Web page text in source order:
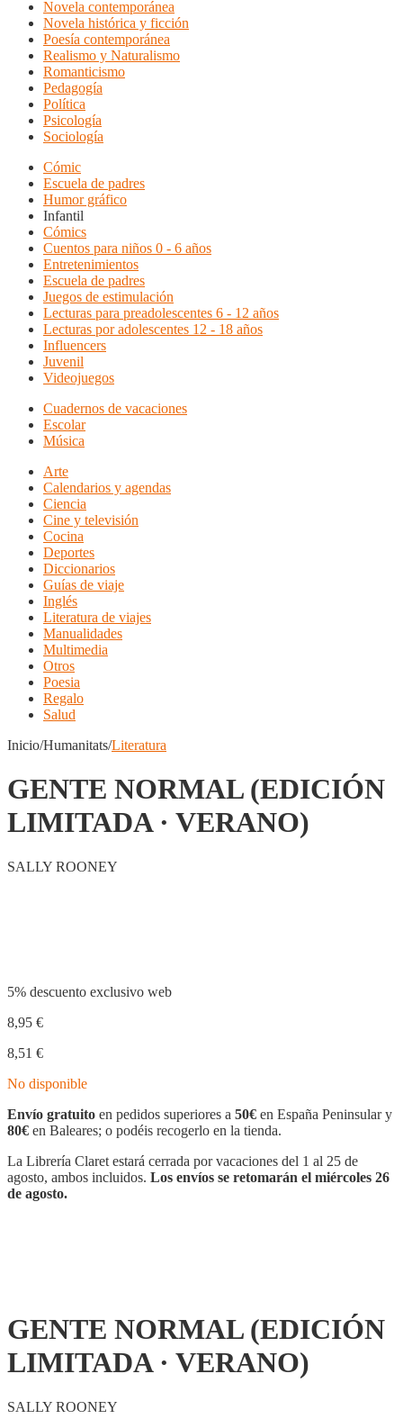
Novela contemporánea
Novela histórica y ficción
Poesía contemporánea
Realismo y Naturalismo
Romanticismo
Pedagogía
Política
Psicología
Sociología
Cómic
Escuela de padres
Humor gráfico
Infantil
Cómics
Cuentos para niños 0 - 6 años
Entretenimientos
Escuela de padres
Juegos de estimulación
Lecturas para preadolescentes 6 - 12 años
Lecturas por adolescentes 12 - 18 años
Influencers
Juvenil
Videojuegos
Cuadernos de vacaciones
Escolar
Música
Arte
Calendarios y agendas
Ciencia
Cine y televisión
Cocina
Deportes
Diccionarios
Guías de viaje
Inglés
Literatura de viajes
Manualidades
Multimedia
Otros
Poesia
Regalo
Salud
Inicio/Humanitats/Literatura
GENTE NORMAL (EDICIÓN
LIMITADA · VERANO)
SALLY ROONEY
5% descuento exclusivo web
8,95 €
8,51 €
No disponible
Envío gratuito en pedidos superiores a 50€ en España Peninsular y
80€ en Baleares; o podéis recogerlo en la tienda.
La Librería Claret estará cerrada por vacaciones del 1 al 25 de
agosto, ambos incluidos. Los envíos se retomarán el miércoles 26
de agosto.
GENTE NORMAL (EDICIÓN
LIMITADA · VERANO)
SALLY ROONEY